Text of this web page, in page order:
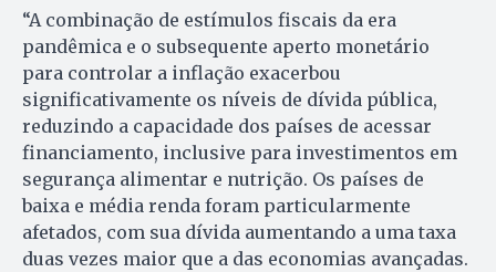
“A combinação de estímulos fiscais da era
pandêmica e o subsequente aperto monetário
para controlar a inflação exacerbou
significativamente os níveis de dívida pública,
reduzindo a capacidade dos países de acessar
financiamento, inclusive para investimentos em
segurança alimentar e nutrição. Os países de
baixa e média renda foram particularmente
afetados, com sua dívida aumentando a uma taxa
duas vezes maior que a das economias avançadas.